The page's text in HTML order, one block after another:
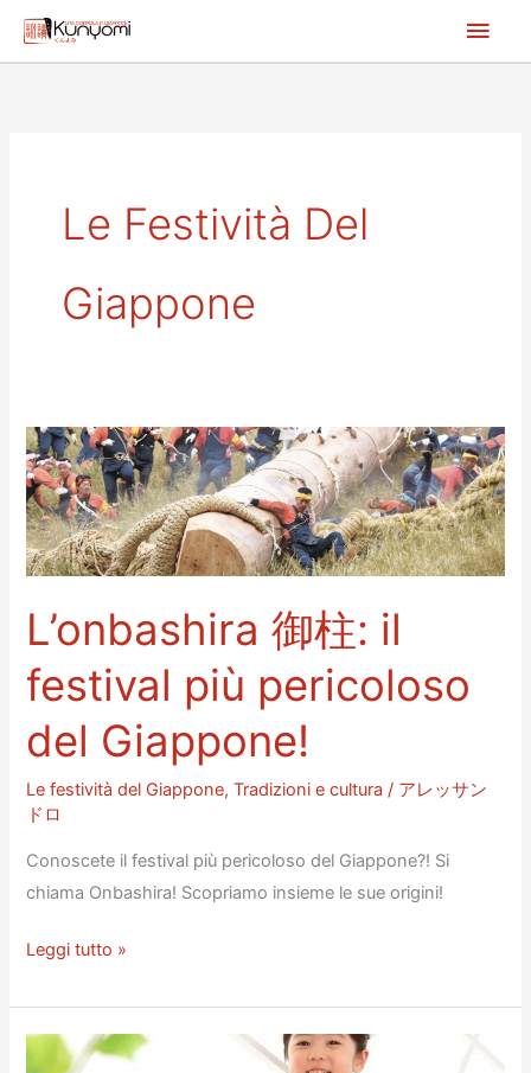
Le Festività Del
Giappone
L’onbashira 御柱: il
festival più pericoloso
del Giappone!
Le festività del Giappone,Tradizioni e cultura / アレッサン
ドロ
Conoscete il festival più pericoloso del Giappone?! Si
chiama Onbashira! Scopriamo insieme le sue origini!
L’onbashira
柱:
il
Leggi tutto »